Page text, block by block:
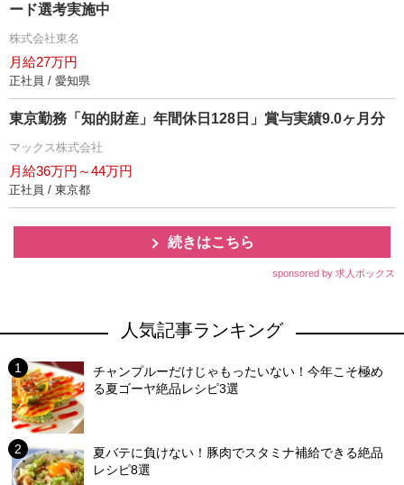
ード選考実施中
株式会社東名
月給27万円
正社員 / 愛知県
東京勤務「知的財産」年間休日128日」賞与実績9.0ヶ月分
マックス株式会社
月給36万円～44万円
正社員 / 東京都
続きはこちら
sponsored by 求人ボックス
人気記事ランキング
チャンプルーだけじゃもったいない！今年こそ極め
る夏ゴーヤ絶品レシピ3選
夏バテに負けない！豚肉でスタミナ補給できる絶品
レシピ8選